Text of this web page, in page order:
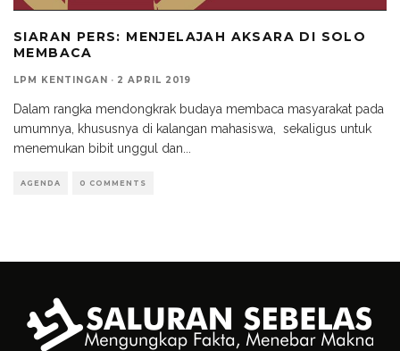
SIARAN PERS: MENJELAJAH AKSARA DI SOLO
MEMBACA
LPM KENTINGAN · 2 APRIL 2019
Dalam rangka mendongkrak budaya membaca masyarakat pada
umumnya, khususnya di kalangan mahasiswa, sekaligus untuk
menemukan bibit unggul dan
AGENDA 0 COMMENTS